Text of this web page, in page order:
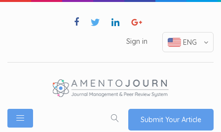
Sign in ENG
Submit Your Article